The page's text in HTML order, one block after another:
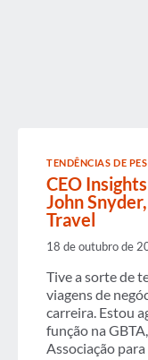
TENDÊNCIAS DE
CEO
John
Travel
18 de outubro de
Tive a sorte de
viagens de
carreira. Estou
função na
Associação